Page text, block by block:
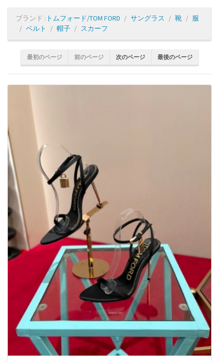
ブランド : トムフォード/TOM FORD サングラス 靴
服
ベルト
帽子 スカーフ
最初のページ 前のページ 次のページ 最後のページ